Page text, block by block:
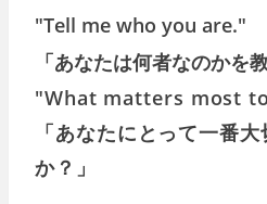
"Tell me who you are."
「あなたは何者なのかを
"What matters most
「あなたにとって一番
か？」